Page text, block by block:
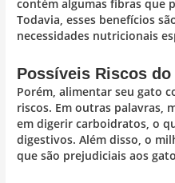
contém algumas fibras que
Todavia, esses benefícios
necessidades nutricionais
Possíveis Riscos
Porém, alimentar seu gato
riscos. Em outras palavras,
em digerir carboidratos, o
digestivos. Além disso, o
que são prejudiciais aos